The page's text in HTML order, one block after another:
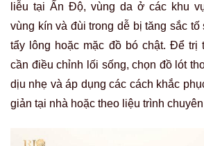
liễu tại Ấn Độ, vùng da ở các khu
vùng kín và đùi trong dễ bị tăng sắc
tẩy lông hoặc mặc đồ bó chật. Để trị
cần điều chỉnh lối sống, chọn đồ lót
dịu nhẹ và áp dụng các cách khắc
giản tại nhà hoặc theo liệu trình